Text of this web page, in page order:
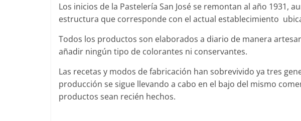
Los inicios de la Pastelería San José se remontan al año 1931,
estructura que corresponde con el actual establecimiento
Todos los productos son elaborados a diario de manera
añadir ningún tipo de colorantes ni conservantes.
Las recetas y modos de fabricación han sobrevivido ya tres
producción se sigue llevando a cabo en el bajo del mismo
productos sean recién hechos.